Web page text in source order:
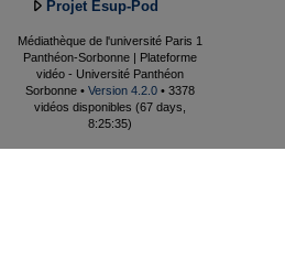
Projet Esup-Pod
Médiathèque de l'université Paris 1
Panthéon-Sorbonne | Plateforme
vidéo - Université Panthéon
Sorbonne • Version 4.2.0 • 3378
vidéos disponibles (67 days,
8:25:35)